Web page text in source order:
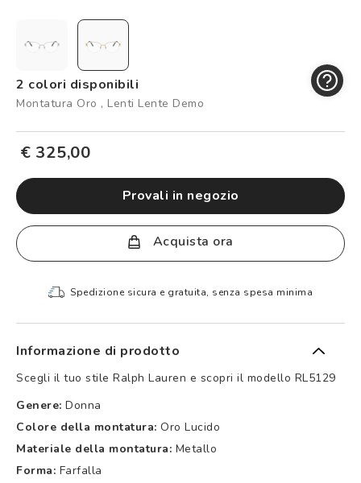
2 colori disponibili
Montatura Oro , Lenti Lente Demo
€ 325,00
provali in negozio
Acquista ora
Spedizione sicura e gratuita, senza spesa minima
Informazione di prodotto
Scegli il tuo stile Ralph Lauren e scopri il modello RL5129
Genere: Donna
Colore della montatura: Oro Lucido
Materiale della montatura: Metallo
Forma: Farfalla